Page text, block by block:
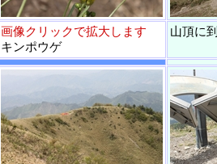
画像クリックで拡大します
キンポウゲ
山頂に